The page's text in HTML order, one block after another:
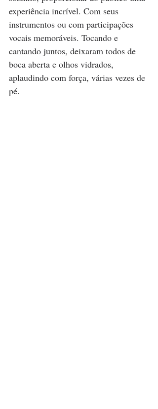
experiência incrível. Com seus
instrumentos ou com participações
vocais memoráveis. Tocando e
cantando juntos, deixaram todos de
boca aberta e olhos vidrados,
aplaudindo com força, várias vezes de
pé.